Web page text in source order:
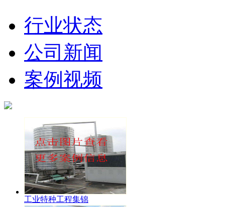
行业状态
公司新闻
案例视频
工业特种工程集锦